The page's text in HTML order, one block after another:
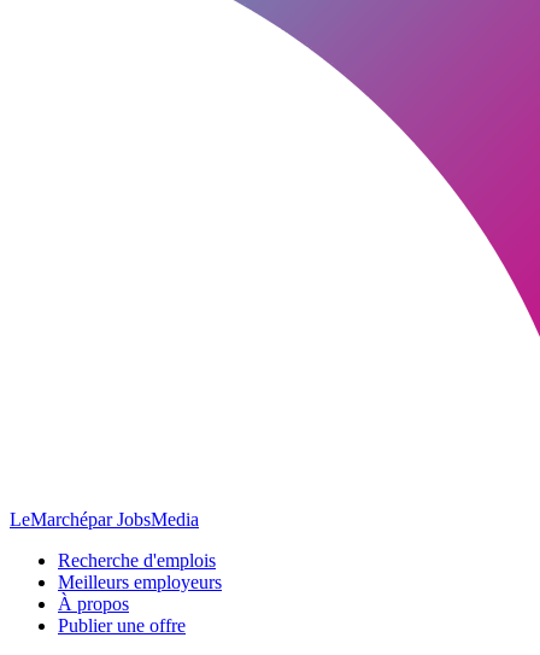
LeMarchépar JobsMedia
Recherche d'emplois
Meilleurs employeurs
À propos
Publier une offre